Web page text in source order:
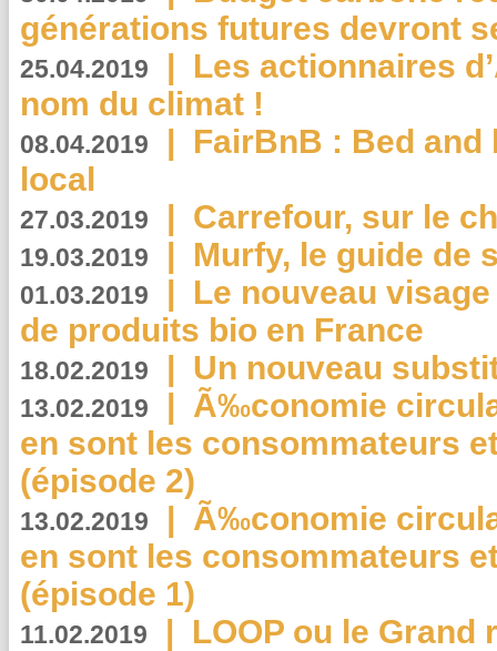
générations futures devront
25.04.2019 | Les actionnaires
nom du climat !
08.04.2019 | FairBnB : Bed
local
27.03.2019 | Carrefour, sur le
19.03.2019 | Murfy, le guide de
01.03.2019 | Le nouveau
de produits bio en France
18.02.2019 | Un nouveau
13.02.2019 | Ã‰conomie
en sont les consommateurs
(épisode 2)
13.02.2019 | Ã‰conomie
en sont les consommateurs
(épisode 1)
11.02.2019 | LOOP ou le Grand